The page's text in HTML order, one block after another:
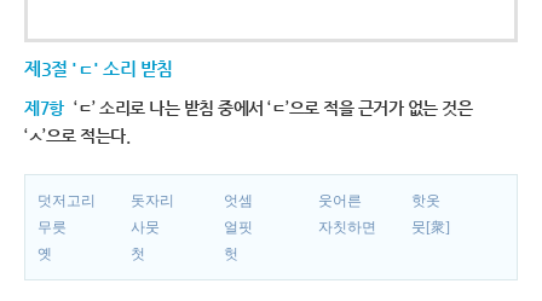
제3절 'ㄷ' 소리 받침
제7항 ‘ㄷ’ 소리로 나는 받침 중에서 ‘ㄷ’으로 적을 근거가 없는 것은
‘ㅅ’으로 적는다.
덧저고리 돗자리 엇셈 웃어른
핫옷
무릇
사뭇 얼핏 자칫하면
뭇[衆]
옛
첫 헛